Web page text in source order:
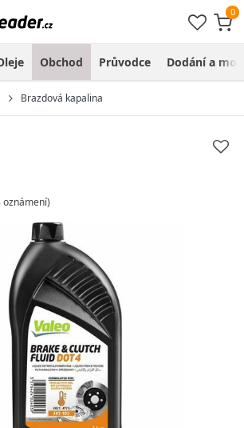
Obchod Průvodce Dodání a
Brazdová kapalina
oznámení)